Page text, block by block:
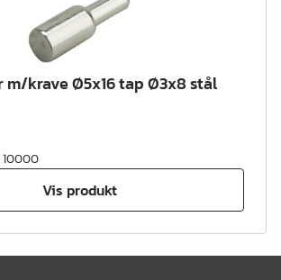
krave Ø5x16 tap Ø3x8 stål
10000
Vis produkt